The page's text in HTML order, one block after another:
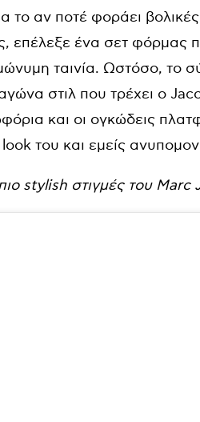
το αν ποτέ φοράει
επέλεξε ένα σετ φόρμας
ταινία. Ωστόσο, το
στιλ που τρέχει ο
και οι ογκώδεις
του και εμείς
stylish στιγμές του Marc